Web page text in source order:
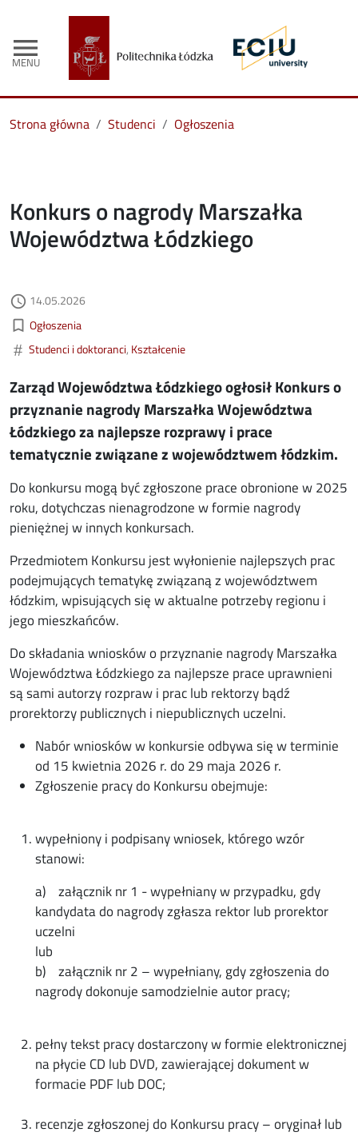
menu
MENU
Strona główna Studenci Ogłoszenia
Konkurs o nagrody Marszałka
Województwa Łódzkiego
access_time Data dodania
14.05.2026
bookmark_border Kategorie aktualności
Ogłoszenia
# Studenci i doktoranci Kształcenie
Zarząd Województwa Łódzkiego ogłosił Konkurs o
przyznanie nagrody Marszałka Województwa
Łódzkiego za najlepsze rozprawy i prace
tematycznie związane z województwem łódzkim.
Do konkursu mogą być zgłoszone prace obronione w 2025
roku, dotychczas nienagrodzone w formie nagrody
pieniężnej w innych konkursach.
Przedmiotem Konkursu jest wyłonienie najlepszych prac
podejmujących tematykę związaną z województwem
łódzkim, wpisujących się w aktualne potrzeby regionu i
jego mieszkańców.
Do składania wniosków o przyznanie nagrody Marszałka
Województwa Łódzkiego za najlepsze prace uprawnieni
są sami autorzy rozpraw i prac lub rektorzy bądź
prorektorzy publicznych i niepublicznych uczelni.
Nabór wniosków w konkursie odbywa się w terminie
od 15 kwietnia 2026 r. do 29 maja 2026 r.
Zgłoszenie pracy do Konkursu obejmuje:
wypełniony i podpisany wniosek, którego wzór
stanowi:
a) załącznik nr 1 - wypełniany w przypadku, gdy
kandydata do nagrody zgłasza rektor lub prorektor
uczelni
lub
b) załącznik nr 2 – wypełniany, gdy zgłoszenia do
nagrody dokonuje samodzielnie autor pracy;
pełny tekst pracy dostarczony w formie elektronicznej
na płycie CD lub DVD, zawierającej dokument w
formacie PDF lub DOC;
recenzje zgłoszonej do Konkursu pracy – oryginał lub